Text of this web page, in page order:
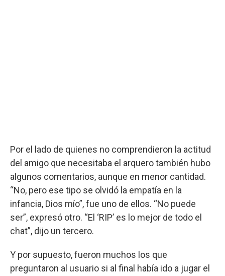
Por el lado de quienes no comprendieron la actitud
del amigo que necesitaba el arquero también hubo
algunos comentarios, aunque en menor cantidad.
“No, pero ese tipo se olvidó la empatía en la
infancia, Dios mío”, fue uno de ellos. “No puede
ser”, expresó otro. “El ‘RIP’ es lo mejor de todo el
chat”, dijo un tercero.
Y por supuesto, fueron muchos los que
preguntaron al usuario si al final había ido a jugar el